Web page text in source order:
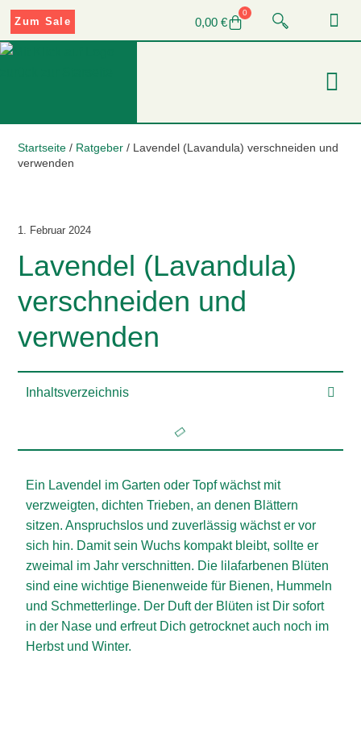
0,00 €
0
Zum Sale
Startseite / Ratgeber / Lavendel (Lavandula) verschneiden und
verwenden
1. Februar 2024
Lavendel (Lavandula)
verschneiden und
verwenden
Inhaltsverzeichnis
Ein Lavendel im Garten oder Topf wächst mit
verzweigten, dichten Trieben, an denen Blättern
sitzen. Anspruchslos und zuverlässig wächst er vor
sich hin. Damit sein Wuchs kompakt bleibt, sollte er
zweimal im Jahr verschnitten. Die lilafarbenen Blüten
sind eine wichtige Bienenweide für Bienen, Hummeln
und Schmetterlinge. Der Duft der Blüten ist Dir sofort
in der Nase und erfreut Dich getrocknet auch noch im
Herbst und Winter.